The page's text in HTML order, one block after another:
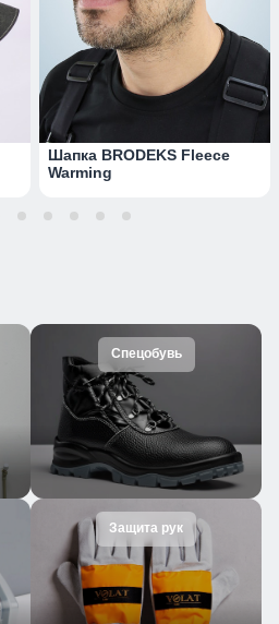
Шапка BRODEKS Fleece
Warming
Спецобувь
Защита рук